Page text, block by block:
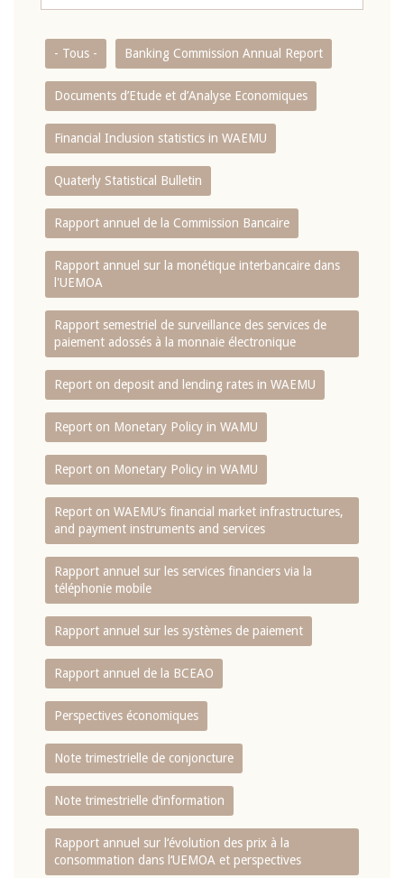
- Tous - Banking Commission Annual Report
Documents d’Etude et d’Analyse Economiques
Financial Inclusion statistics in WAEMU
Quaterly Statistical Bulletin
Rapport annuel de la Commission Bancaire
Rapport annuel sur la monétique interbancaire dans
l'UEMOA
Rapport semestriel de surveillance des services de
paiement adossés à la monnaie électronique
Report on deposit and lending rates in WAEMU
Report on Monetary Policy in WAMU
Report on Monetary Policy in WAMU
Report on WAEMU’s financial market infrastructures,
and payment instruments and services
Rapport annuel sur les services financiers via la
téléphonie mobile
Rapport annuel sur les systèmes de paiement
Rapport annuel de la BCEAO
Perspectives économiques
Note trimestrielle de conjoncture
Note trimestrielle d‘information
Rapport annuel sur l‘évolution des prix à la
consommation dans l‘UEMOA et perspectives